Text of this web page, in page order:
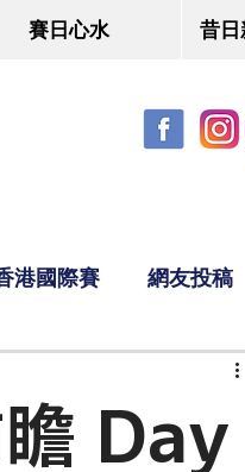
賽日心水 昔日
港國際賽 網友投稿
Day